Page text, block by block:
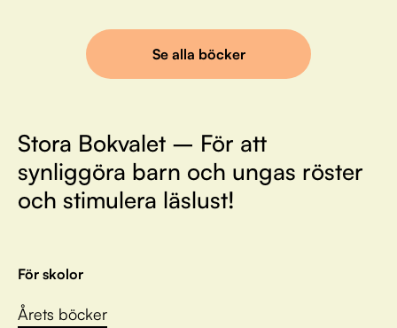
Se alla böcker
Stora Bokvalet – För att
synliggöra barn och ungas röster
och stimulera läslust!
För skolor
Årets böcker